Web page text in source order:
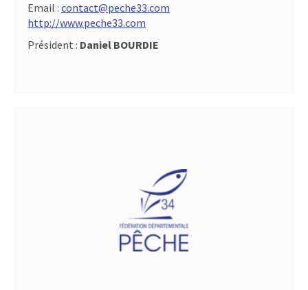
Email : contact@peche33.com
http://www.peche33.com
Président : Daniel BOURDIE